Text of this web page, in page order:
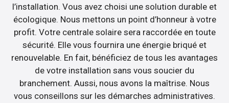
l’installation. Vous avez choisi une solution durable et
écologique. Nous mettons un point d’honneur à votre
profit. Votre centrale solaire sera raccordée en toute
sécurité. Elle vous fournira une énergie briqué et
renouvelable. En fait, bénéficiez de tous les avantages
de votre installation sans vous soucier du
branchement. Aussi, nous avons la maîtrise. Nous
vous conseillons sur les démarches administratives.